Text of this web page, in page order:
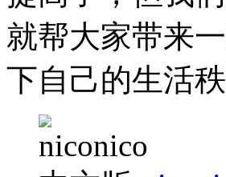
就帮大家带来
下自己的生活